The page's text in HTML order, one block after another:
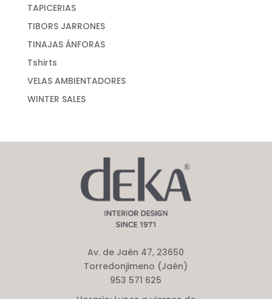
TAPICERIAS
TIBORS JARRONES
TINAJAS ÁNFORAS
Tshirts
VELAS AMBIENTADORES
WINTER SALES
Av. de Jaén 47, 23650
Torredonjimeno (Jaén)
953 571 625